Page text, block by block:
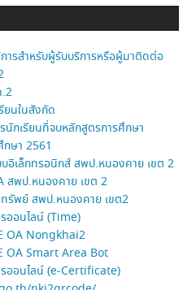
ารสำหรับผู้รับบริการหรือผู้มาติดต่อ
ยนในสังกัด
นักเรียนที่จบหลักสูตรการศึกษา
ษา 2561
บอิเล็กทรอนิกส์ สพป.หนองคาย เขต 2
สพป.หนองคาย เขต 2
ทรัพย์ สพป.หนองคาย เขต2
ออนไลน์ (Time)
OA Nongkhai2
OA Smart Area Bot
รออนไลน์ (e-Certificate)